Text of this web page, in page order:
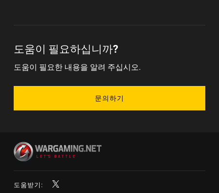
도움이 필요하십니까?
도움이 필요한 내용을 알려 주십시오.
문의하기
도움받기: